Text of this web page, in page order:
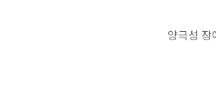
양극성